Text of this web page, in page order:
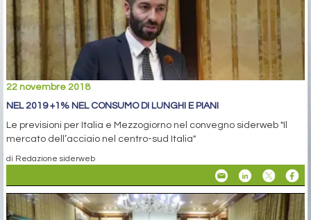
22 novembre 2018
NEL 2019 +1% NEL CONSUMO DI LUNGHI E PIANI
Le previsioni per Italia e Mezzogiorno nel convegno siderweb "Il
mercato dell’acciaio nel centro-sud Italia"
di Redazione siderweb